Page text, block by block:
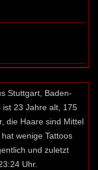
Stuttgart, Baden-
23 Jahre alt, 175
die Haare sind Mittel
wenige Tattoos
und zuletzt
Uhr.